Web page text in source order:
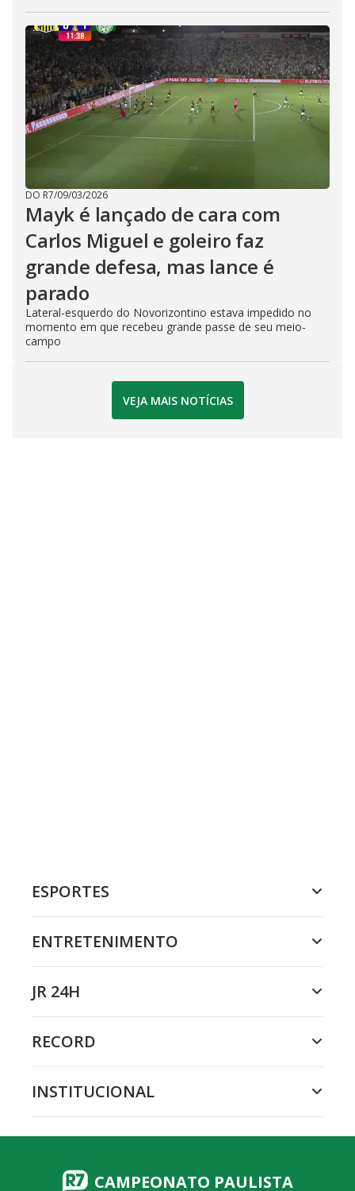
DO R7/09/03/2026
Mayk é lançado de cara com
Carlos Miguel e goleiro faz
grande defesa, mas lance é
parado
Lateral-esquerdo do Novorizontino estava impedido no
momento em que recebeu grande passe de seu meio-
campo
VEJA MAIS NOTÍCIAS
ESPORTES
ENTRETENIMENTO
JR 24H
RECORD
INSTITUCIONAL
CAMPEONATO PAULISTA